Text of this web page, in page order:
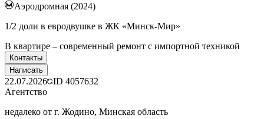
Аэродромная (2024)
1/2 доли в евродвушке в ЖК «Минск-Мир»
В квартире – современный ремонт с импортной техникой
Контакты
Написать
22.07.2026 ID 4057632
Агентство
недалеко от г. Жодино, Минская область